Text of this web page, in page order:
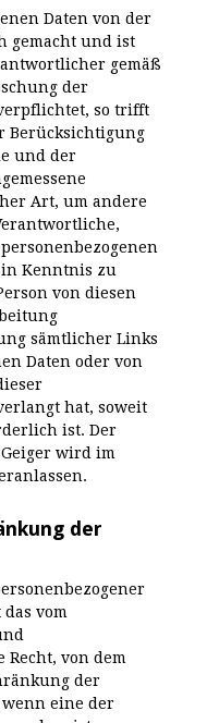
Daten von der
gemacht und ist
gemäß
der
so trifft
Berücksichtigung
und der
Art, um andere
Kenntnis zu
von diesen
sämtlicher Links
Daten oder von
hat, soweit
ist. Der
wird im
der
vom
Recht, von dem
der
eine der